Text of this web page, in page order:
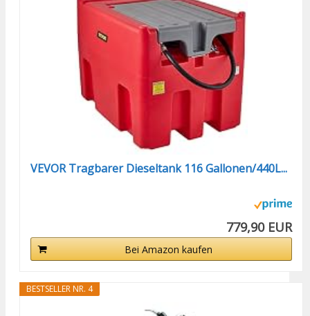
VEVOR Tragbarer Dieseltank 116 Gallonen/440L...
779,90 EUR
Bei Amazon kaufen
BESTSELLER NR. 4